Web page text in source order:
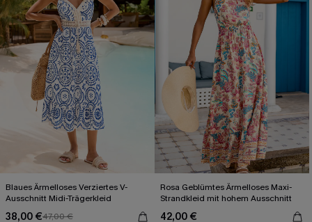
Blaues Ärmelloses Verziertes V-
Ausschnitt Midi-Trägerkleid
38,00 €47,00 €
Rosa Geblümtes Ärmelloses Maxi-
Strandkleid mit hohem Ausschnitt
42,00 €